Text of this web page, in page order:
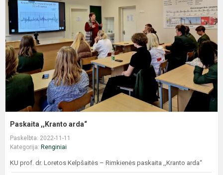
Paskaita ,,Kranto arda“
Paskelbta: 2022-11-11
Kategorija: Renginiai
KU prof. dr. Loretos Kelpšaitės – Rimkienės paskaita ,,Kranto arda“